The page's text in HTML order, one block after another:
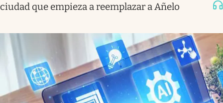
ciudad que empieza a reemplazar a Añelo